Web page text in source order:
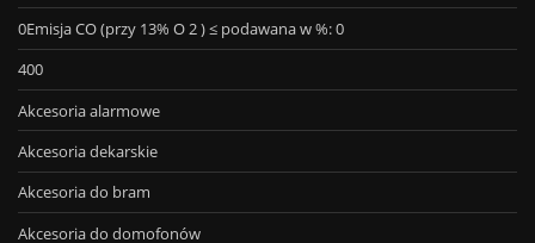
0Emisja CO (przy 13% O 2 ) ≤ podawana w %: 0
400
Akcesoria alarmowe
Akcesoria dekarskie
Akcesoria do bram
Akcesoria do domofonów